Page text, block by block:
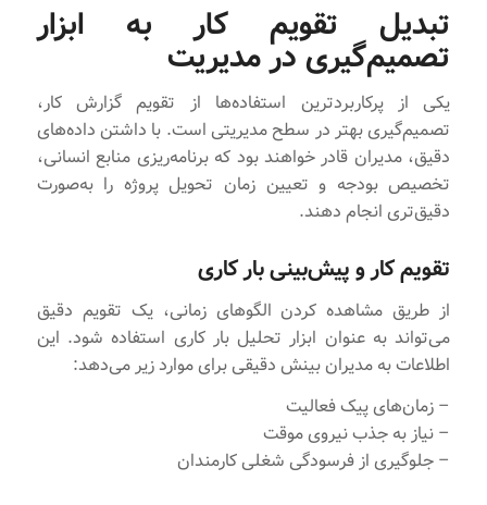
تبدیل تقویم کار به ابزار
تصمیم‌گیری در مدیریت
یکی از پرکاربردترین استفاده‌ها از تقویم گزارش کار،
تصمیم‌گیری بهتر در سطح مدیریتی است. با داشتن داده‌های
دقیق، مدیران قادر خواهند بود که برنامه‌ریزی منابع انسانی،
تخصیص بودجه و تعیین زمان تحویل پروژه را به‌صورت
دقیق‌تری انجام دهند.
تقویم کار و پیش‌بینی بار کاری
از طریق مشاهده کردن الگوهای زمانی، یک تقویم دقیق
می‌تواند به عنوان ابزار تحلیل بار کاری استفاده شود. این
اطلاعات به مدیران بینش دقیقی برای موارد زیر می‌دهد:
– زمان‌های پیک فعالیت
– نیاز به جذب نیروی موقت
– جلوگیری از فرسودگی شغلی کارمندان